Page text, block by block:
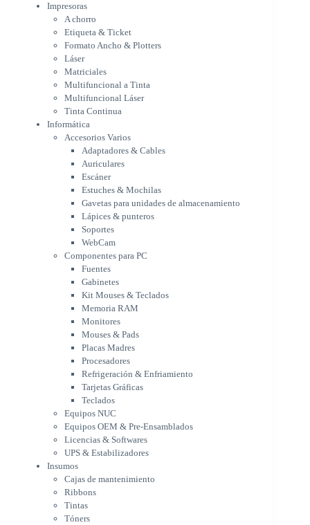
Tinta Continua
Informática
Accesorios Varios
Adaptadores & Cables
Auriculares
Escáner
Estuches & Mochilas
Gavetas para unidades de
almacenamiento
Lápices & punteros
Soportes
WebCam
Componentes para PC
Fuentes
Gabinetes
Kit Mouses & Teclados
Memoria RAM
Monitores
Mouses & Pads
Placas Madres
Procesadores
Refrigeración & Enfriamiento
Tarjetas Gráficas
Teclados
Equipos NUC
Equipos OEM & Pre-Ensamblados
Licencias & Softwares
UPS & Estabilizadores
Insumos
Cajas de mantenimiento
Ribbons
Tintas
Tóners
Varios
Network
Accesorios Redes
Adaptadores Bluetooth & WiFi
Impresoras
A chorro
Etiqueta & Ticket
Formato Ancho & Plotters
Láser
Matriciales
Multifuncional a Tinta
Multifuncional Láser
Tinta Continua
Informática
Accesorios Varios
Adaptadores & Cables
Auriculares
Escáner
Estuches & Mochilas
Gavetas para unidades de almacenamiento
Lápices & punteros
Soportes
WebCam
Componentes para PC
Fuentes
Gabinetes
Kit Mouses & Teclados
Memoria RAM
Monitores
Mouses & Pads
Placas Madres
Procesadores
Refrigeración & Enfriamiento
Tarjetas Gráficas
Teclados
Equipos NUC
Equipos OEM & Pre-Ensamblados
Licencias & Softwares
UPS & Estabilizadores
Insumos
Cajas de mantenimiento
Ribbons
Tintas
Tóners